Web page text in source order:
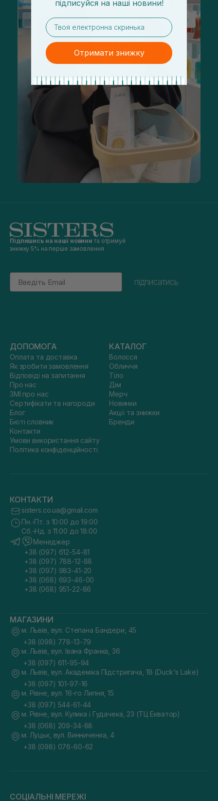
Підпишись на наші новини та отримуй
знижку 5% на перше замовлення
Email
підписатись
ДОПОМОГА
Оплата та доставка
Як зробити замовлення
Відповіді на запитання
Про нас
ЗМІ про нас
Сертифікати та нагороди
Блог
Бюті словник
Контакти
Умови використання сайту
Політика конфіденційності
КАТАЛОГ
Волосся
Обличчя
Тіло
Дім
Мерч
Новинки
Акції та знижки
Бренди
КОНТАКТИ
sisters.co.ua@gmail.com
Пн.-Пт. з 10:00 до 19:00
Сб.-Нд. з 11:00 до 18:00
Менеджер
+38 (097) 612-54-81
+38 (097) 788-12-88
+38 (097) 983-41-20
+38 (068) 693-46-00
+38 (068) 951-22-86
МАГАЗИНИ
м. Львів, вул. Степана Бандери, 45
+38 (098) 778-13-79
м. Львів, вул. Івана Франка, 36
+38 (097) 611-95-94
м. Львів, вул. Академіка Підстригача, 1В (Duck's Lake)
+38 (097) 101-97-16
м. Рівне, вул. 16-го Липня, 15
+38 (097) 544-61-44
м. Рівне, вул. Кулика і Гудачека, 23 (ТЦ Екватор)
+38 (068) 209-34-88
м. Луцьк, вул. Винниченка, 4
+38 (098) 076-60-62
СОЦІАЛЬНІ МЕРЕЖІ
підписуйся на наші новини!
email
Отримати знижку